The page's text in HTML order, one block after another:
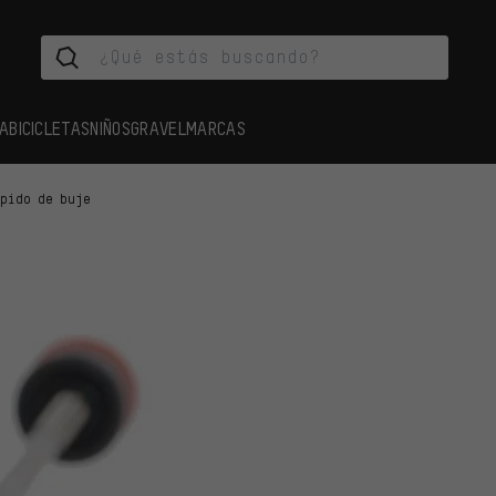
BICICLETASNIÑOSGRAVEL MARCAS
de buje